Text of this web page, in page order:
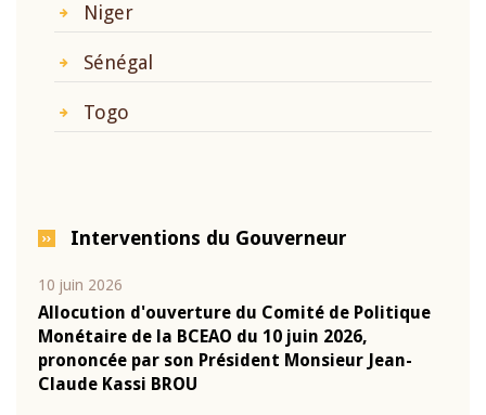
Niger
Sénégal
Togo
Interventions du Gouverneur
10 juin 2026
Allocution d'ouverture du Comité de Politique
Monétaire de la BCEAO du 10 juin 2026,
prononcée par son Président Monsieur Jean-
Claude Kassi BROU